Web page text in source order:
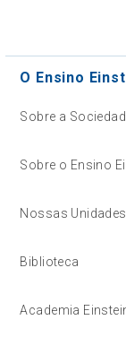
O Ensino
Sobre a
Sobre o Ensino
Nossas Unidades
Biblioteca
Academia